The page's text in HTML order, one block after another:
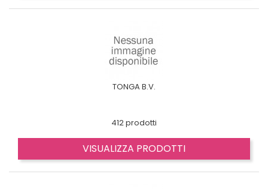
TONGA B.V.
412 prodotti
VISUALIZZA PRODOTTI